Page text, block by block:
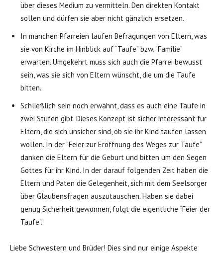
über dieses Medium zu vermitteln. Den direkten Kontakt
sollen und dürfen sie aber nicht gänzlich ersetzen.
In manchen Pfarreien laufen Befragungen von Eltern, was
sie von Kirche im Hinblick auf “Taufe” bzw. “Familie”
erwarten. Umgekehrt muss sich auch die Pfarrei bewusst
sein, was sie sich von Eltern wünscht, die um die Taufe
bitten.
Schließlich sein noch erwähnt, dass es auch eine Taufe in
zwei Stufen gibt. Dieses Konzept ist sicher interessant für
Eltern, die sich unsicher sind, ob sie ihr Kind taufen lassen
wollen. In der “Feier zur Eröffnung des Weges zur Taufe”
danken die Eltern für die Geburt und bitten um den Segen
Gottes für ihr Kind. In der darauf folgenden Zeit haben die
Eltern und Paten die Gelegenheit, sich mit dem Seelsorger
über Glaubensfragen auszutauschen. Haben sie dabei
genug Sicherheit gewonnen, folgt die eigentliche “Feier der
Taufe”.
Liebe Schwestern und Brüder! Dies sind nur einige Aspekte